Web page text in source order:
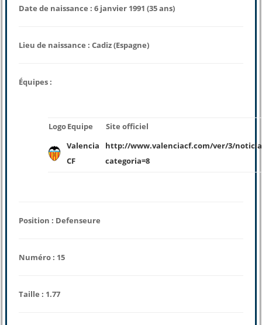
Date de naissance : 6 janvier 1991 (35 ans)
Lieu de naissance : Cadiz (Espagne)
Équipes :
LogoEquipe
Site officiel
Valencia
CF
http://www.valenciacf.com/ver/3/
categoria=8
Position : Defenseure
Numéro : 15
Taille : 1.77